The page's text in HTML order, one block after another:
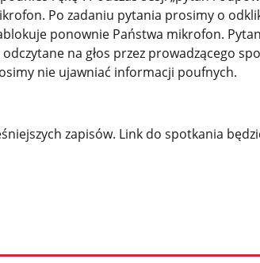
Po zadaniu pytania prosimy o
ponownie Państwa mikrofon.
na głos przez prowadzącego
nie ujawniać informacji poufnych.
zapisów. Link do spotkania